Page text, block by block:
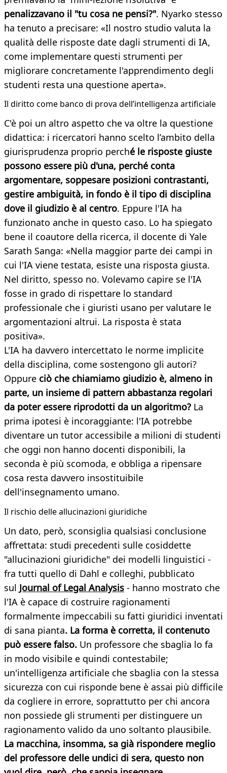
penalizzavano il "tu cosa ne pensi?". Nyarko stesso
ha tenuto a precisare: «Il nostro studio valuta la
qualità delle risposte date dagli strumenti di IA,
come implementare questi strumenti per
migliorare concretamente l'apprendimento degli
studenti resta una questione aperta».
Il diritto come banco di prova dell’intelligenza artificiale
C'è poi un altro aspetto che va oltre la questione
didattica: i ricercatori hanno scelto l’ambito della
giurisprudenza proprio perché le risposte giuste
possono essere più d'una, perché conta
argomentare, soppesare posizioni contrastanti,
gestire ambiguità, in fondo è il tipo di disciplina
dove il giudizio è al centro. Eppure l'IA ha
funzionato anche in questo caso. Lo ha spiegato
bene il coautore della ricerca, il docente di Yale
Sarath Sanga: «Nella maggior parte dei campi in
cui l'IA viene testata, esiste una risposta giusta.
Nel diritto, spesso no. Volevamo capire se l'IA
fosse in grado di rispettare lo standard
professionale che i giuristi usano per valutare le
argomentazioni altrui. La risposta è stata
positiva».
L'IA ha davvero intercettato le norme implicite
della disciplina, come sostengono gli autori?
Oppure ciò che chiamiamo giudizio è, almeno in
parte, un insieme di pattern abbastanza regolari
da poter essere riprodotti da un algoritmo? La
prima ipotesi è incoraggiante: l'IA potrebbe
diventare un tutor accessibile a milioni di studenti
che oggi non hanno docenti disponibili, la
seconda è più scomoda, e obbliga a ripensare
cosa resta davvero insostituibile
dell'insegnamento umano.
Il rischio delle allucinazioni giuridiche
Un dato, però, sconsiglia qualsiasi conclusione
affrettata: studi precedenti sulle cosiddette
"allucinazioni giuridiche" dei modelli linguistici -
fra tutti quello di Dahl e colleghi, pubblicato
sul Journal of Legal Analysis - hanno mostrato che
l'IA è capace di costruire ragionamenti
formalmente impeccabili su fatti giuridici inventati
di sana pianta. La forma è corretta, il contenuto
può essere falso. Un professore che sbaglia lo fa
in modo visibile e quindi contestabile;
un'intelligenza artificiale che sbaglia con la stessa
sicurezza con cui risponde bene è assai più difficile
da cogliere in errore, soprattutto per chi ancora
non possiede gli strumenti per distinguere un
ragionamento valido da uno soltanto plausibile.
La macchina, insomma, sa già rispondere meglio
del professore delle undici di sera, questo non